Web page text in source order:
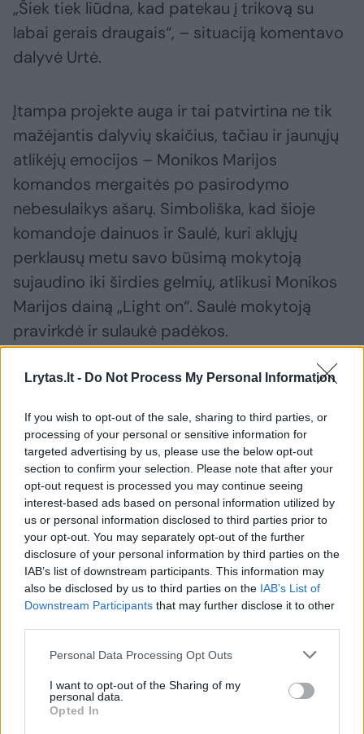
Lrytas.lt - Do Not Process My Personal Information
If you wish to opt-out of the sale, sharing to third parties, or
processing of your personal or sensitive information for
targeted advertising by us, please use the below opt-out
section to confirm your selection. Please note that after your
opt-out request is processed you may continue seeing
interest-based ads based on personal information utilized by
us or personal information disclosed to third parties prior to
your opt-out. You may separately opt-out of the further
disclosure of your personal information by third parties on the
IAB’s list of downstream participants. This information may
also be disclosed by us to third parties on the IAB’s List of
Downstream Participants that may further disclose it to other
Personal Data Processing Opt Outs
I want to opt-out of the Sharing of my
personal data.
Opted In
„Šiek tiek liūdna, kad patekau į trikovą su
labai gerais draugais“, – situaciją komentavo
dalyvė Urtė.
Įtampa projekte auga ir tai patvirtina ne tik
mažėjantis dalyvių skaičius, tačiau ir jaunųjų
atlikėjų emocijos – Monikos Marijos
komandos mergaitės po pasirodymo
nebesulaikys ašarų. Simboliška, kad šioje
komandoje dainuos ir Saulė, kuri aklųjų
perklausų metu savo būsimą mokytoją
sujaudino iki širdies gelmių, atlikusi Monikos
Marijos dainą „Light on“. Saulė mokytoją
pravirkdė ir sulaukė padėkos.
„Labai noriu pasidžiaugti, kad šiame projekte
antrus metus iš eilės mano komanda yra
mano atspindys. Jūs – tokios jautrios, tai,
kaip jūs palaikot viena kitą, kaip džiaugiatės
tuo, ką darot, yra pats gražiausias vaizdas
Žemėje“, – pasirodymą komentavo Monika
Marija.
Donato komanda, kurioje net du vaikai
projekte dalyvauja ne pirmą kartą, žiūrovams
užkurs tikrą vakarėlį. Pasirodymo metu šoks ir
projekto mokytojai, ir žiūrovai salėje, o po jo
pasigirs pagyros vaikams už energingą
pasirodymą. Donatas Montvydas,